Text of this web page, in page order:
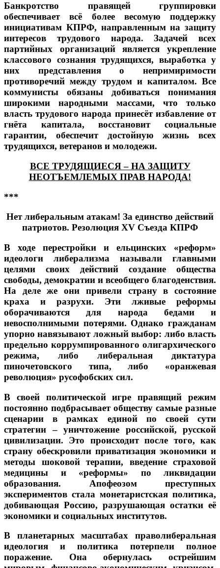
Банкротство правящей группировки
обеспечивает всё более весомую поддержку
инициативам КПРФ, направленным на защиту
интересов трудового народа. Задачей всех
партийных организаций является укрепление
классового сознания трудящихся, выработка у
них представления о непримиримости
противоречий между трудом и капиталом. Все
коммунисты обязаны добиваться понимания
широкими народными массами, что только
власть трудового народа принесёт избавление от
гнёта капитала, восстановит социальные
гарантии, обеспечит достойную жизнь всех
трудящихся, ветеранов и молодежи.
ВСЕ ТРУДЯЩИЕСЯ – НА ЗАЩИТУ
НЕОТЪЕМЛЕМЫХ ПРАВ НАРОДА!
***
Нет либеральным атакам! За единство действий
патриотов. Резолюция XV Съезда КПРФ
В ходе перестройки и ельцинских «реформ»
идеологи либерализма называли главными
целями своих действий создание общества
свободы, демократии и всеобщего благоденствия.
На деле же они привели страну в состояние
краха и разрухи. Эти лживые реформы
оборачиваются для народа бедами и
невосполнимыми потерями. Однако гражданам
упорно навязывают ложный выбор: либо власть
предельно коррумпированного олигархического
режима, либо либеральная диктатура
пиночетовского типа, либо «оранжевая
революция» русофобских сил.
В своей политической игре правящий режим
постоянно подбрасывает обществу самые разные
сценарии в рамках единой по своей сути
стратегии – уничтожение российской, русской
цивилизации. Это происходит после того, как
страну обескровили приватизация экономики и
методы шоковой терапии, введение страховой
медицины и «реформы» по ликвидации
образования. Апофеозом преступных
экспериментов стала монетаристская политика,
добивающая Россию, разрушающая остатки её
экономики и социальных институтов.
В планетарных масштабах праволиберальная
идеология и политика потерпели полное
поражение. Она обернулась острейшим